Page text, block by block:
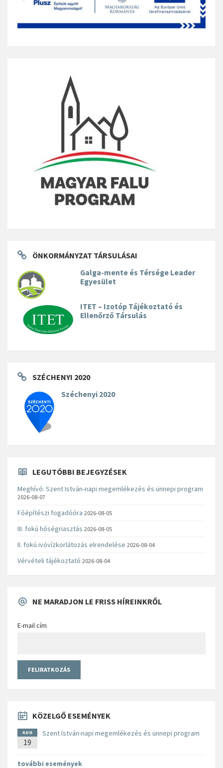
ÖNKORMÁNYZAT TÁRSULÁSAI
Galga-mente és Térsége Leader
Egyesület
ITET – Izotóp Tájékoztató és
Ellenőrző Társulás
SZÉCHENYI 2020
Széchenyi 2020
LEGUTÓBBI BEJEGYZÉSEK
Meghívó: Szent István-napi megemlékezés és ünnepi program
2026-08-07
Főépítészi fogadóóra 2026-08-05
III. fokú hőségriasztás 2026-08-05
II. fokú ivóvízkorlátozás elrendelése 2026-08-04
Vérvételi tájékoztató 2026-08-04
NE MARADJON LE FRISS HÍREINKRŐL
E-mail cím
KÖZELGŐ ESEMÉNYEK
AUG
19
Szent István-napi megemlékezés és ünnepi program
további események